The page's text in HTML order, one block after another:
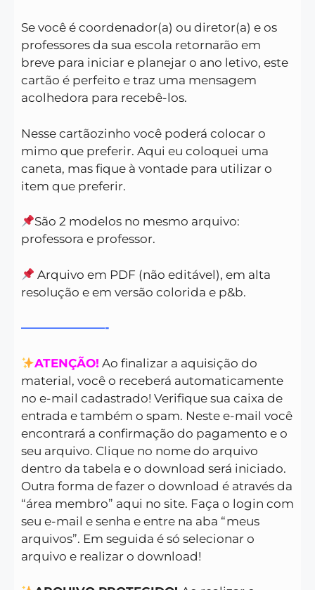
Se você é coordenador(a) ou diretor(a) e os
professores da sua escola retornarão em
breve para iniciar e planejar o ano letivo, este
cartão é perfeito e traz uma mensagem
acolhedora para recebê-los.
Nesse cartãozinho você poderá colocar o
mimo que preferir. Aqui eu coloquei uma
caneta, mas fique à vontade para utilizar o
item que preferir.
São 2 modelos no mesmo arquivo:
professora e professor.
Arquivo em PDF (não editável), em alta
resolução e em versão colorida e p&b.
———————-
ATENÇÃO! Ao finalizar a aquisição do
material, você o receberá automaticamente
no e-mail cadastrado! Verifique sua caixa de
entrada e também o spam. Neste e-mail você
encontrará a confirmação do pagamento e o
seu arquivo. Clique no nome do arquivo
dentro da tabela e o download será iniciado.
Outra forma de fazer o download é através da
“área membro” aqui no site. Faça o login com
seu e-mail e senha e entre na aba “meus
arquivos”. Em seguida é só selecionar o
arquivo e realizar o download!